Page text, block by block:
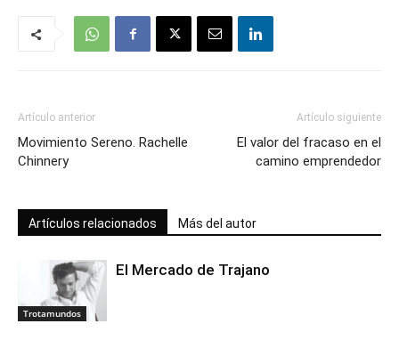
Artículo anterior
Movimiento Sereno. Rachelle
Chinnery
Artículo siguiente
El valor del fracaso en el
camino emprendedor
Artículos relacionados Más del autor
Trotamundos
El Mercado de Trajano